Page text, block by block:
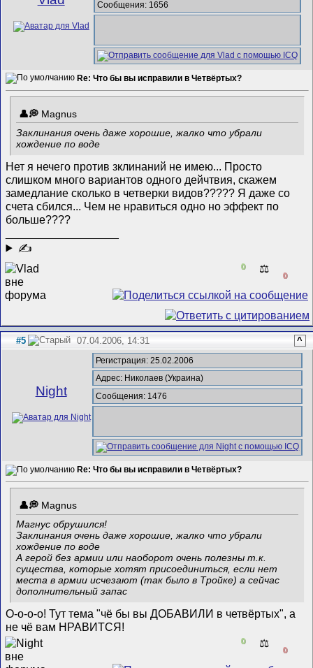
Сообщения: 1656
Re: Что бы вы исправили в Четвёртых?
Magnus
Заклинания очень даже хорошие, жалко что убрали
хождение по воде
Нет я нечего против зклинаний не имею... Просто
слишком много вариантов одного дейчтвия, скажем
замедлание сколько в четверки видов????? Я даже со
счета сбился... Чем не нравиться одно но эффект по
больше????
✍
0 ⚖️
0
#5 07.04.2006, 14:31 ^
Night
Регистрация: 25.02.2006
Адрес: Николаев (Украина)
Сообщения: 1476
Re: Что бы вы исправили в Четвёртых?
Magnus
Магнус обрушился!
Заклинания очень даже хорошие, жалко что убрали
хождение по воде
А герой без армии или наоборот очень полезны т.к.
существа, которые хотят присоединиться, если нет
места в армии исчезают (так было в Тройке) а сейчас
дополнительный запас
О-о-о-о! Тут тема "чё бы вы ДОБАВИЛИ в четвёртых", а
не чё вам НРАВИТСЯ!
0 ⚖️
0